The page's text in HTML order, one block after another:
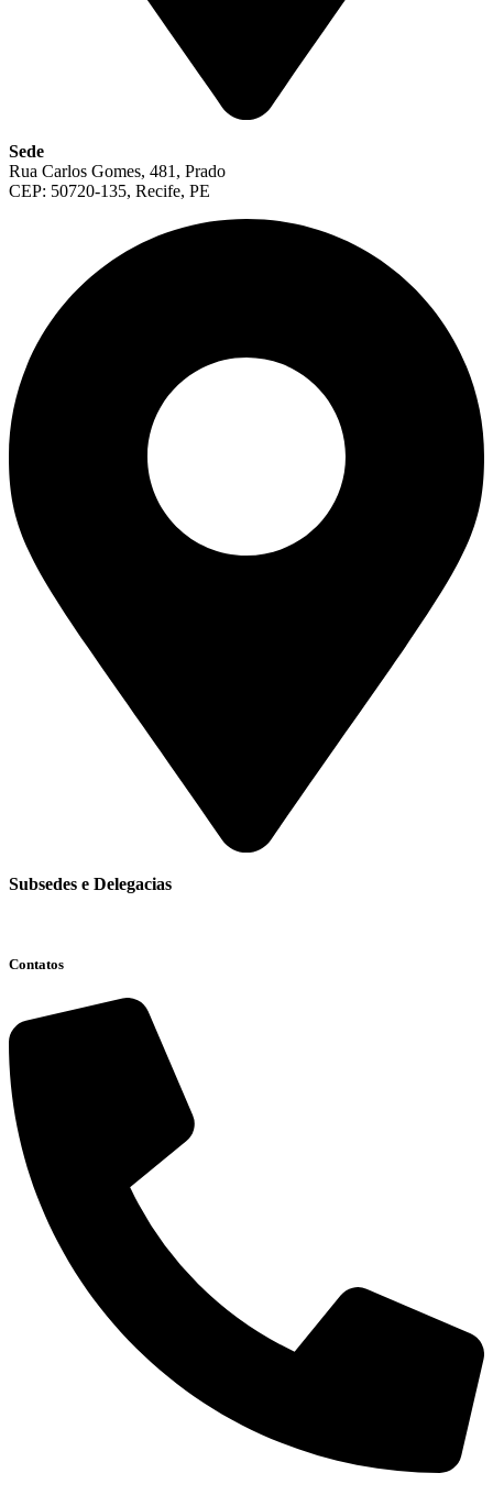
Sede
Rua Carlos Gomes, 481, Prado
CEP: 50720-135, Recife, PE
Subsedes e Delegacias
Contatos